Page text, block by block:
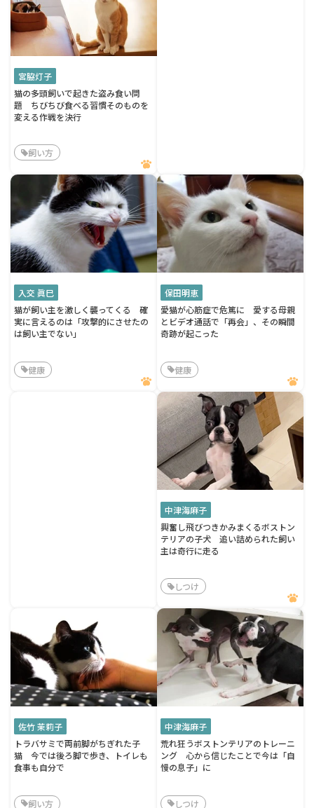
宮脇灯子
猫の多頭飼いで起きた盗み食い問
題 ちびちび食べる習慣そのものを
変える作戦を決行
飼い方
入交 眞巳
猫が飼い主を激しく襲ってくる 確
実に言えるのは「攻撃的にさせたの
は飼い主でない」
健康
保田明恵
愛猫が心筋症で危篤に 愛する母親
とビデオ通話で「再会」、その瞬間
奇跡が起こった
健康
中津海麻子
興奮し飛びつきかみまくるボストン
テリアの子犬 追い詰められた飼い
主は奇行に走る
しつけ
佐竹 茉莉子
トラバサミで両前脚がちぎれた子
猫 今では後ろ脚で歩き、トイレも
食事も自分で
飼い方
中津海麻子
荒れ狂うボストンテリアのトレーニ
ング 心から信じたことで今は「自
慢の息子」に
しつけ